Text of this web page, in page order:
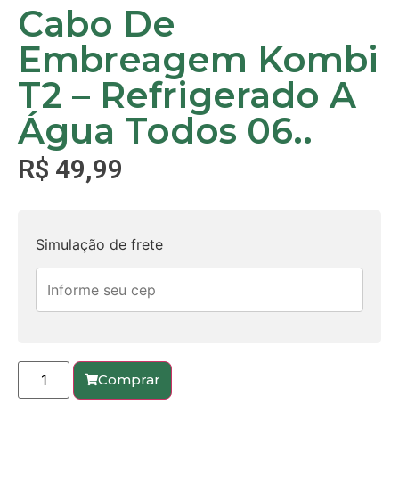
Cabo De
Embreagem Kombi
T2 – Refrigerado A
Água Todos 06..
R$ 49,99
Simulação de frete
Comprar